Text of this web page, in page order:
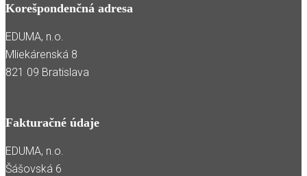
Korešpondenčná adresa
EDUMA, n.o.
Mliekárenská 8
821 09 Bratislava
Fakturačné údaje
EDUMA, n.o.
Šášovská 6